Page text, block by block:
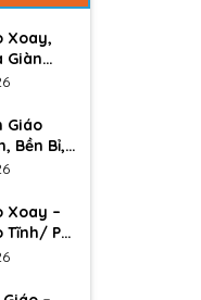
Xoay,
Giàn
Pháp
Dựng
Giáo
Bền Bỉ,
Công
Xoay –
Phụ
thể
Đảm